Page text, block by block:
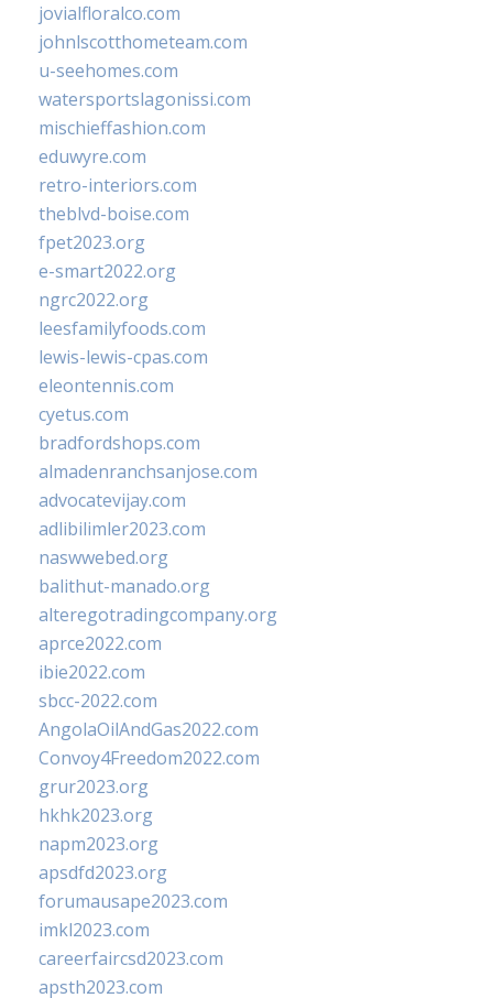
jovialfloralco.com
johnlscotthometeam.com
u-seehomes.com
watersportslagonissi.com
mischieffashion.com
eduwyre.com
retro-interiors.com
theblvd-boise.com
fpet2023.org
e-smart2022.org
ngrc2022.org
leesfamilyfoods.com
lewis-lewis-cpas.com
eleontennis.com
cyetus.com
bradfordshops.com
almadenranchsanjose.com
advocatevijay.com
adlibilimler2023.com
naswwebed.org
balithut-manado.org
alteregotradingcompany.org
aprce2022.com
ibie2022.com
sbcc-2022.com
AngolaOilAndGas2022.com
Convoy4Freedom2022.com
grur2023.org
hkhk2023.org
napm2023.org
apsdfd2023.org
forumausape2023.com
imkl2023.com
careerfaircsd2023.com
apsth2023.com